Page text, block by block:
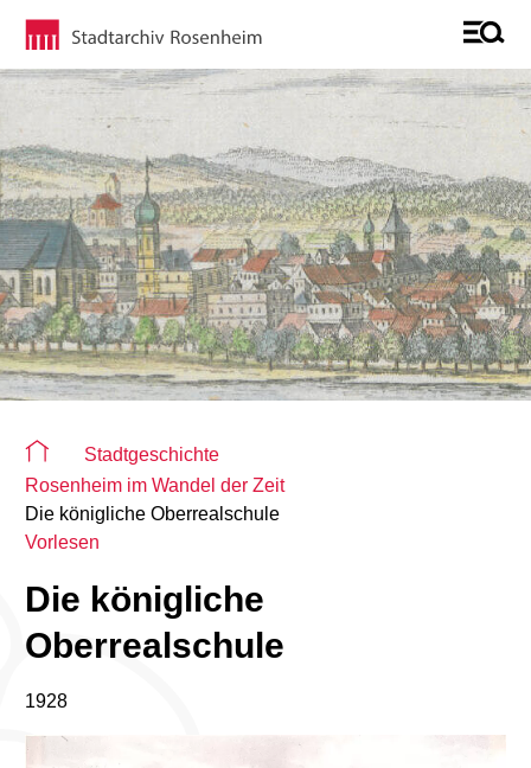
Sie befinden sich auf der Seite "Detailseite"
Stadtgeschichte
Rosenheim im Wandel der Zeit
Die königliche Oberrealschule
Vorlesen
Die königliche
Oberrealschule
1928